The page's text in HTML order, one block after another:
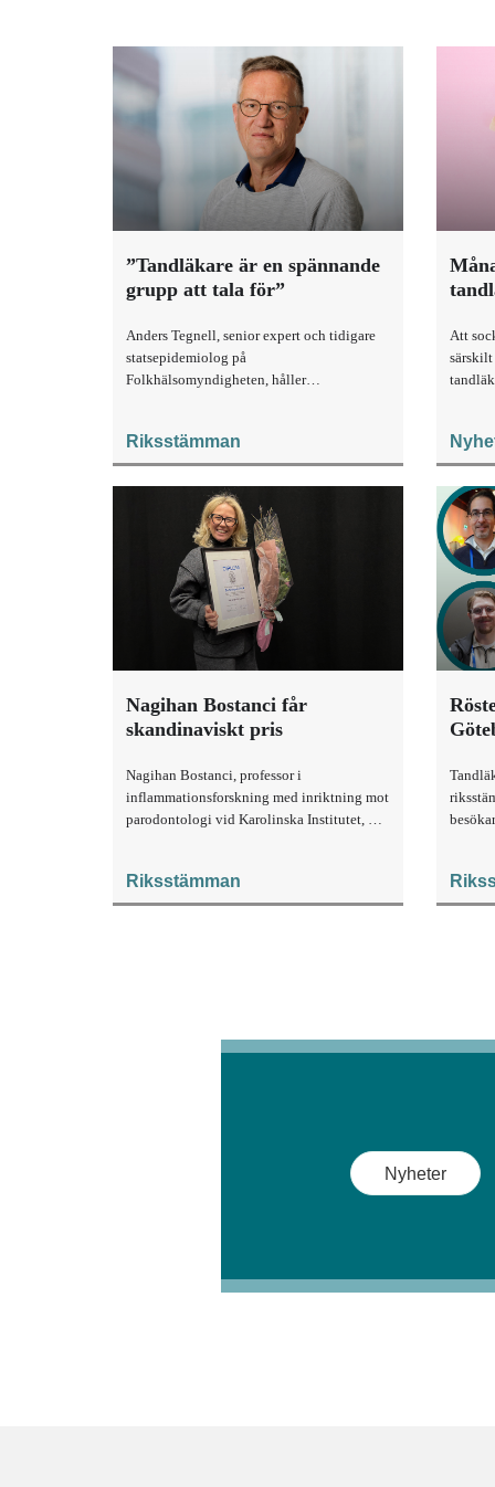
”Tandläkare är en spännande
grupp att tala för”
Anders Tegnell, senior expert och tidigare
statsepidemiolog på
Folkhälsomyndigheten, håller
Riksstämman
Att
särskilt
Nagihan Bostanci får
skandinaviskt pris
Nagihan Bostanci, professor i
inflammationsforskning med inriktning mot
parodontologi vid Karolinska Institutet, har
Riksstämman
Nyheter